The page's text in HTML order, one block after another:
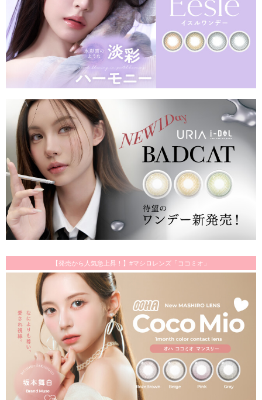
【発売から人気急上昇！】#マシロレンズ「ココミオ」